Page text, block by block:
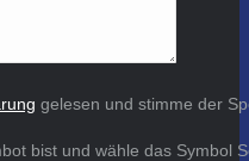
gelesen und stimme der
bist und wähle das Symbol